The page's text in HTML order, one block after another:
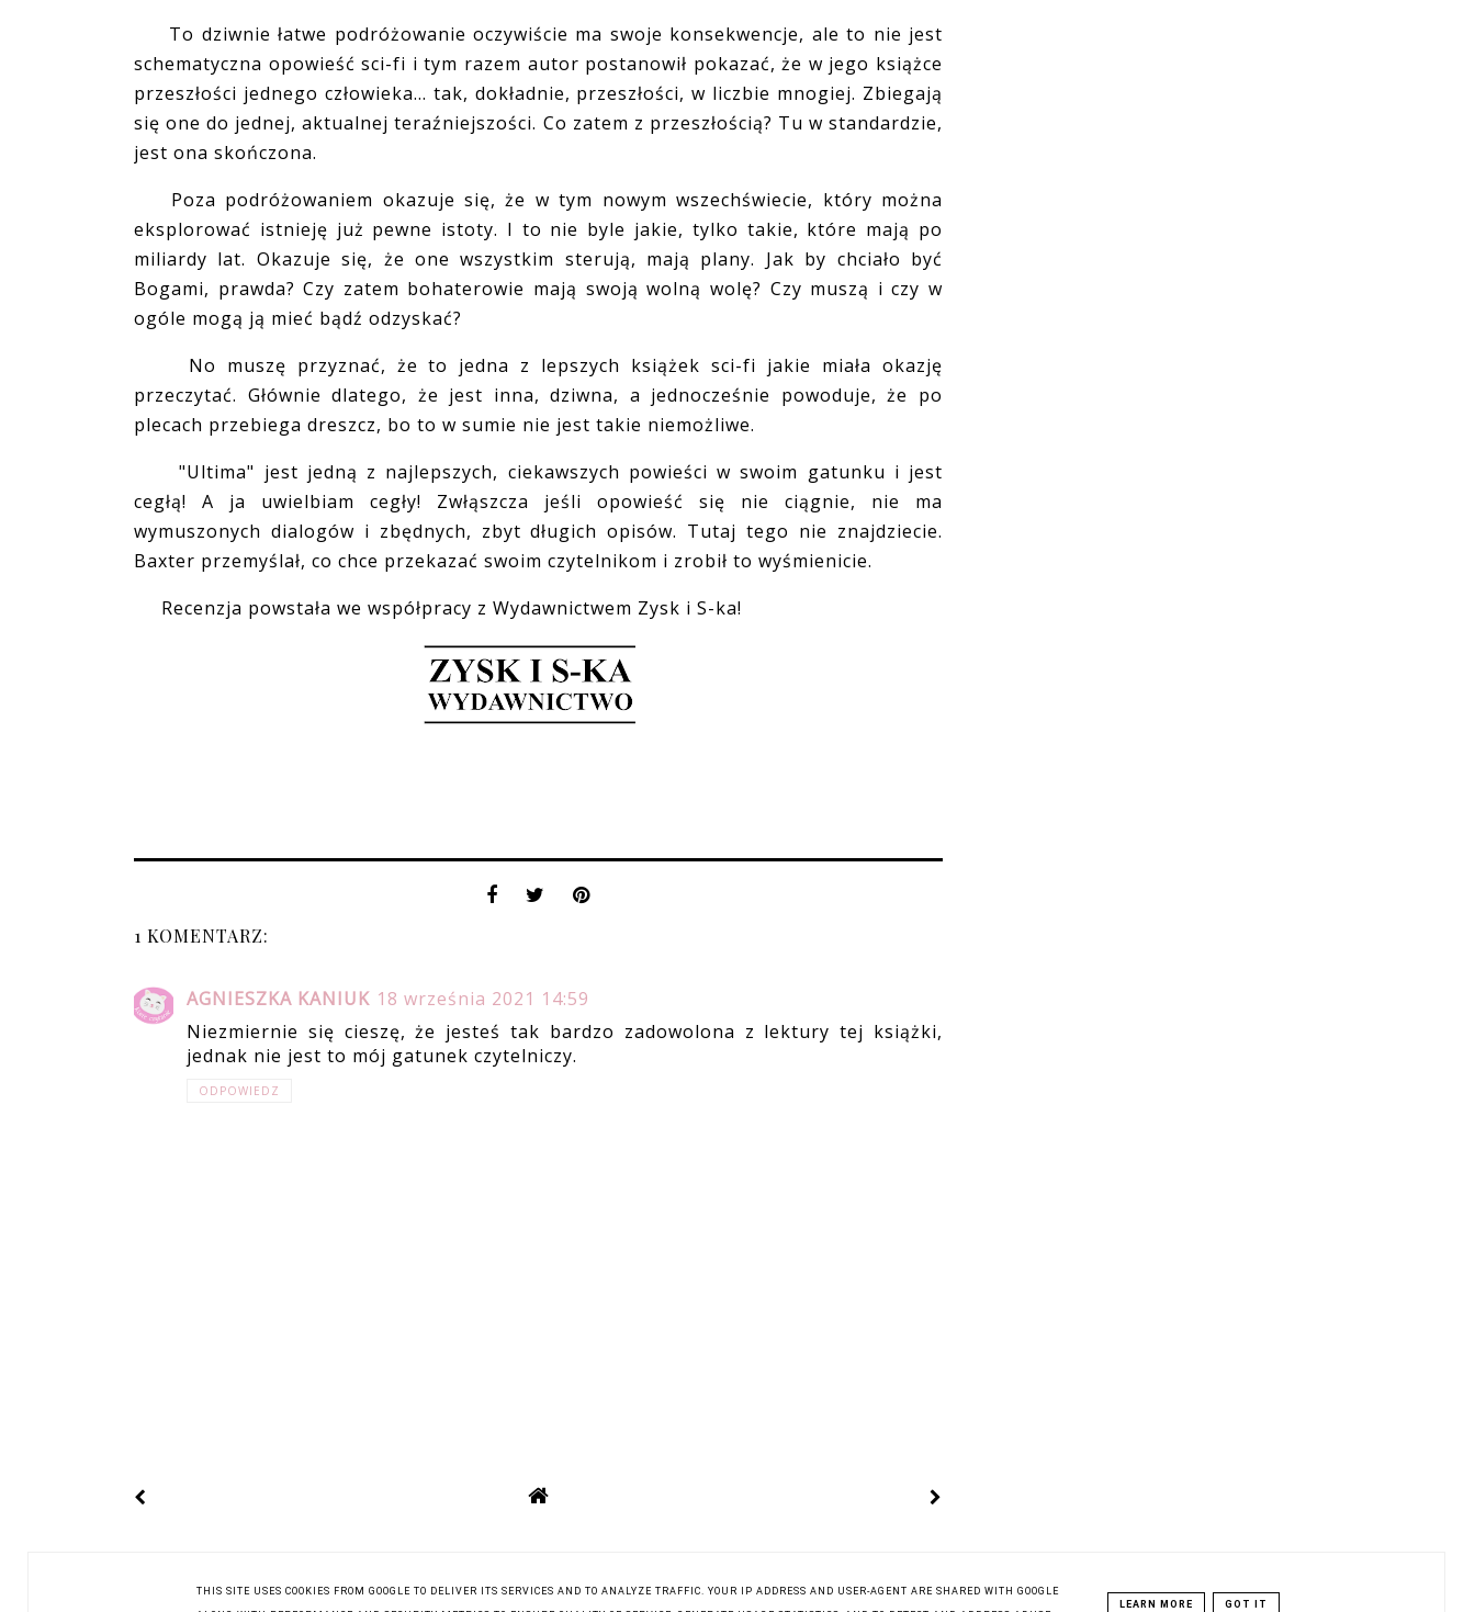
To dziwnie łatwe podróżowanie oczywiście ma swoje konsekwencje, ale to nie jest
schematyczna opowieść sci-fi i tym razem autor postanowił pokazać, że w jego książce
przeszłości jednego człowieka... tak, dokładnie, przeszłości, w liczbie mnogiej. Zbiegają
się one do jednej, aktualnej teraźniejszości. Co zatem z przeszłością? Tu w standardzie,
jest ona skończona.
Poza podróżowaniem okazuje się, że w tym nowym wszechświecie, który można
eksplorować istnieję już pewne istoty. I to nie byle jakie, tylko takie, które mają po
miliardy lat. Okazuje się, że one wszystkim sterują, mają plany. Jak by chciało być
Bogami, prawda? Czy zatem bohaterowie mają swoją wolną wolę? Czy muszą i czy w
ogóle mogą ją mieć bądź odzyskać?
No muszę przyznać, że to jedna z lepszych książek sci-fi jakie miała okazję
przeczytać. Głównie dlatego, że jest inna, dziwna, a jednocześnie powoduje, że po
plecach przebiega dreszcz, bo to w sumie nie jest takie niemożliwe.
"Ultima" jest jedną z najlepszych, ciekawszych powieści w swoim gatunku i jest
cegłą! A ja uwielbiam cegły! Zwłąszcza jeśli opowieść się nie ciągnie, nie ma
wymuszonych dialogów i zbędnych, zbyt długich opisów. Tutaj tego nie znajdziecie.
Baxter przemyślał, co chce przekazać swoim czytelnikom i zrobił to wyśmienicie.
Recenzja powstała we współpracy z Wydawnictwem Zysk i S-ka!
1 KOMENTARZ:
AGNIESZKA KANIUK 18 września 2021 14:59
Niezmiernie się cieszę, że jesteś tak bardzo zadowolona z lektury tej książki,
jednak nie jest to mój gatunek czytelniczy.
ODPOWIEDZ
THIS SITE USES COOKIES FROM GOOGLE TO DELIVER ITS SERVICES AND TO ANALYZE TRAFFIC. YOUR IP ADDRESS AND USER-AGENT ARE SHARED WITH GOOGLE
LEARN MORE GOT IT